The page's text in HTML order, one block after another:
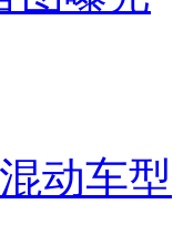
动车型